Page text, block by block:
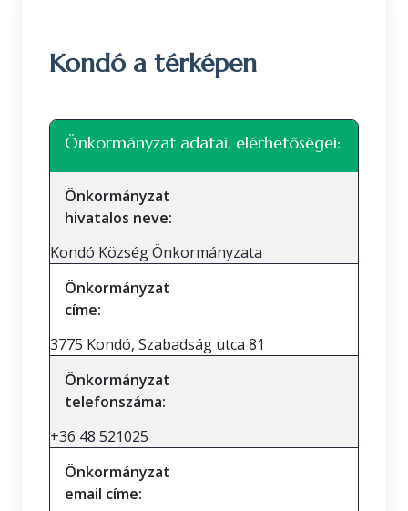
Kondó a térképen
+
Önkormányzat adatai, elérhetőségei:
Önkormányzat
hivatalos neve:
Kondó Község Önkormányzata
Önkormányzat
címe:
3775 Kondó, Szabadság utca 81
Önkormányzat
telefonszáma:
+36 48 521025
Önkormányzat
email címe: